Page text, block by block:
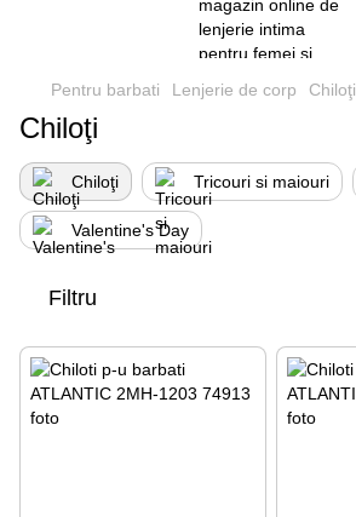
Pentru barbati Lenjerie de corp Chiloţi
Chiloţi
Chiloţi Tricouri si maiouri
Valentine's Day
Filtru